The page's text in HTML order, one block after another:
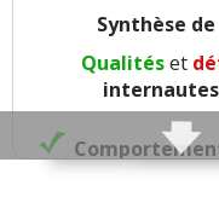
Synthèse
Qualitéset
internautes